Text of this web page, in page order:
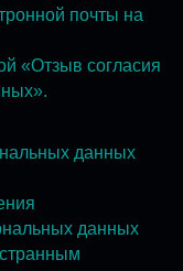
почты на
«Отзыв согласия
данных
данных